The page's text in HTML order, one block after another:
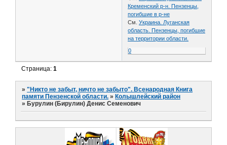
Кременский р-н. Пензенцы,
погибшие в р-не
См.Украина. Луганская
область. Пензенцы, погибшие
на территории области.
0
Страница:1
»"Никто не забыт, ничто не забыто". Всенародная Книга
памяти Пензенской области. » Колышлейский район
» Бурулин (Бирулин) Денис Семенович